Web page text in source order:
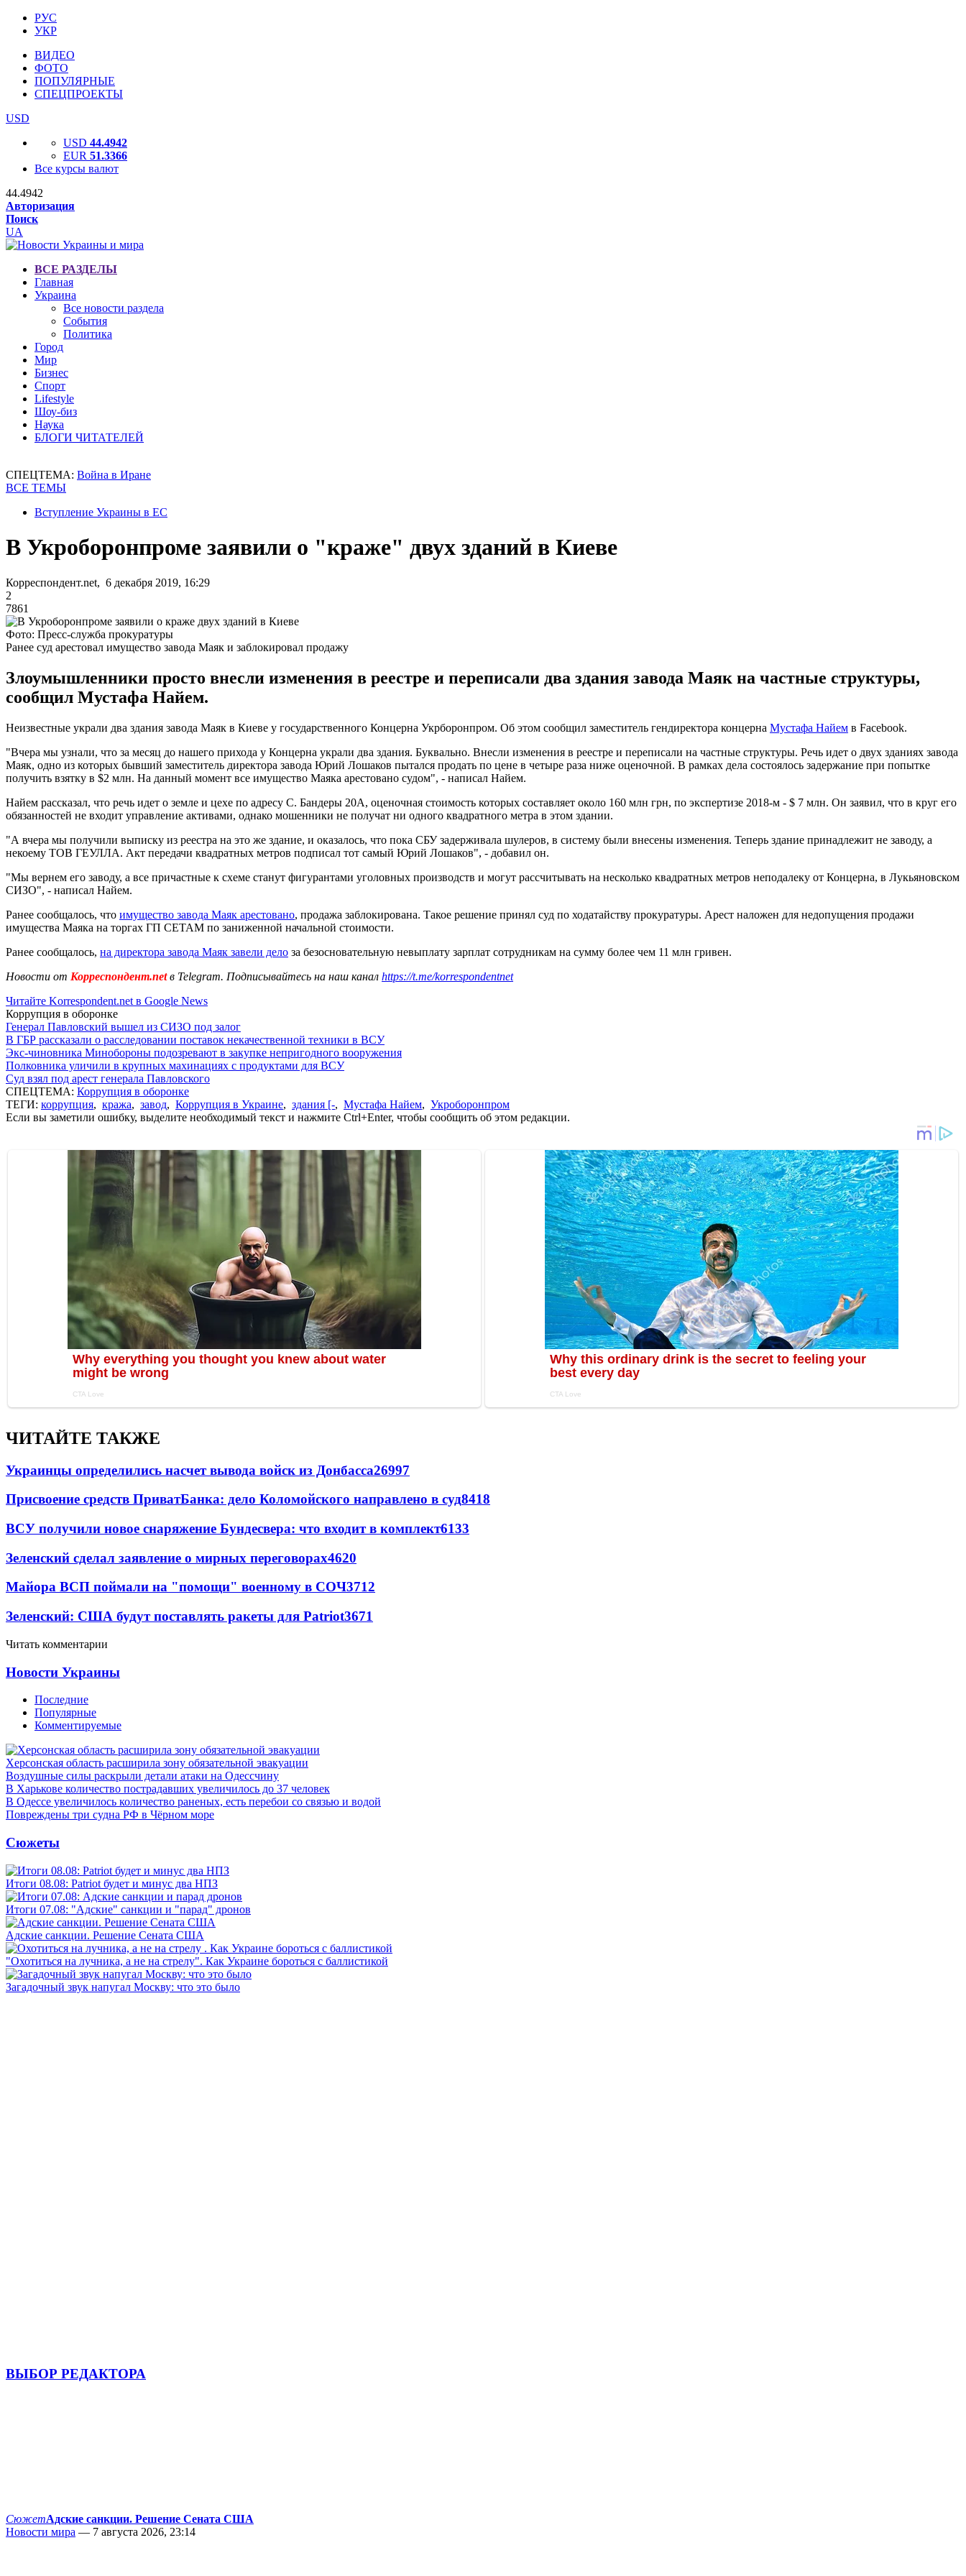
РУС
УКР
ВИДЕО
ФОТО
ПОПУЛЯРНЫЕ
СПЕЦПРОЕКТЫ
USD
USD 44.4942
EUR 51.3366
Все курсы валют
44.4942
Авторизация
Поиск
UA
ВСЕ РАЗДЕЛЫ
Главная
Украина
Все новости раздела
События
Политика
Город
Мир
Бизнес
Спорт
Lifestyle
Шоу-биз
Наука
БЛОГИ ЧИТАТЕЛЕЙ
СПЕЦТЕМА: Война в Иране
ВСЕ ТЕМЫ
Вступление Украины в ЕС
В Укроборонпроме заявили о "краже" двух зданий в Киеве
Корреспондент.net, 6 декабря 2019, 16:29
2
7861
Фото: Пресс-служба прокуратуры
Ранее суд арестовал имущество завода Маяк и заблокировал продажу
Злоумышленники просто внесли изменения в реестре и переписали два здания завода Маяк на частные структуры,
сообщил Мустафа Найем.
Неизвестные украли два здания завода Маяк в Киеве у государственного Концерна Укрборонпром. Об этом сообщил заместитель гендиректора концерна Мустафа Найем в Facebook.
"Вчера мы узнали, что за месяц до нашего прихода у Концерна украли два здания. Буквально. Внесли изменения в реестре и переписали на частные структуры. Речь идет о двух зданиях завода
Маяк, одно из которых бывший заместитель директора завода Юрий Лошаков пытался продать по цене в четыре раза ниже оценочной. В рамках дела состоялось задержание при попытке
получить взятку в $2 млн. На данный момент все имущество Маяка арестовано судом", - написал Найем.
Найем рассказал, что речь идет о земле и цехе по адресу С. Бандеры 20А, оценочная стоимость которых составляет около 160 млн грн, по экспертизе 2018-м - $ 7 млн. Он заявил, что в круг его
обязанностей не входит управление активами, однако мошенники не получат ни одного квадратного метра в этом здании.
"А вчера мы получили выписку из реестра на это же здание, и оказалось, что пока СБУ задерживала шулеров, в систему были внесены изменения. Теперь здание принадлежит не заводу, а
некоему ТОВ ГЕУЛЛА. Акт передачи квадратных метров подписал тот самый Юрий Лошаков", - добавил он.
"Мы вернем его заводу, а все причастные к схеме станут фигурантами уголовных производств и могут рассчитывать на несколько квадратных метров неподалеку от Концерна, в Лукьяновском
СИЗО", - написал Найем.
Ранее сообщалось, что имущество завода Маяк арестовано, продажа заблокирована. Такое решение принял суд по ходатайству прокуратуры. Арест наложен для недопущения продажи
имущества Маяка на торгах ГП СЕТАМ по заниженной начальной стоимости.
Ранее сообщалось, на директора завода Маяк завели дело за безосновательную невыплату зарплат сотрудникам на сумму более чем 11 млн гривен.
Новости от Корреспондент.netв Telegram. Подписывайтесь на наш канал https://t.me/korrespondentnet
Читайте Korrespondent.net в Google News
Коррупция в оборонке
Генерал Павловский вышел из СИЗО под залог
В ГБР рассказали о расследовании поставок некачественной техники в ВСУ
Экс-чиновника Минобороны подозревают в закупке непригодного вооружения
Полковника уличили в крупных махинациях с продуктами для ВСУ
Суд взял под арест генерала Павловского
СПЕЦТЕМА: Коррупция в оборонке
ТЕГИ: коррупция, кража, завод, Коррупция в Украине, здания [-, Мустафа Найем, Укроборонпром
Если вы заметили ошибку, выделите необходимый текст и нажмите Ctrl+Enter, чтобы сообщить об этом редакции.
ЧИТАЙТЕ ТАКЖЕ
Украинцы определились насчет вывода войск из Донбасса26997
Присвоение средств ПриватБанка: дело Коломойского направлено в суд8418
ВСУ получили новое снаряжение Бундесвера: что входит в комплект6133
Зеленский сделал заявление о мирных переговорах4620
Майора ВСП поймали на "помощи" военному в СОЧ3712
Зеленский: США будут поставлять ракеты для Patriot3671
Читать комментарии
Новости Украины
Последние
Популярные
Комментируемые
Херсонская область расширила зону обязательной эвакуации
Воздушные силы раскрыли детали атаки на Одессчину
В Харькове количество пострадавших увеличилось до 37 человек
В Одессе увеличилось количество раненых, есть перебои со связью и водой
Повреждены три судна РФ в Чёрном море
Сюжеты
Итоги 08.08: Patriot будет и минус два НПЗ
Итоги 07.08: "Адские" санкции и "парад" дронов
Адские санкции. Решение Сената США
"Охотиться на лучника, а не на стрелу". Как Украине бороться с баллистикой
Загадочный звук напугал Москву: что это было
ВЫБОР РЕДАКТОРА
СюжетАдские санкции. Решение Сената США
Новости мира — 7 августа 2026, 23:14